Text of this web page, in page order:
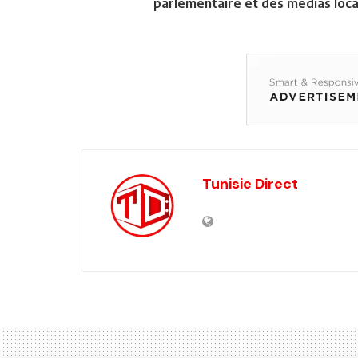
parlementaire et des médias
Tunisie Direct